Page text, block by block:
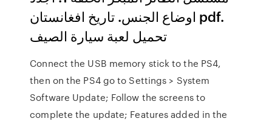
اوضاع الجنس. تاريخ افغانستان pdf.
Connect the USB memory stick to the PS4,
then on the PS4 go to Settings > System
Software Update; Follow the screens to
complete the update; Features added in the